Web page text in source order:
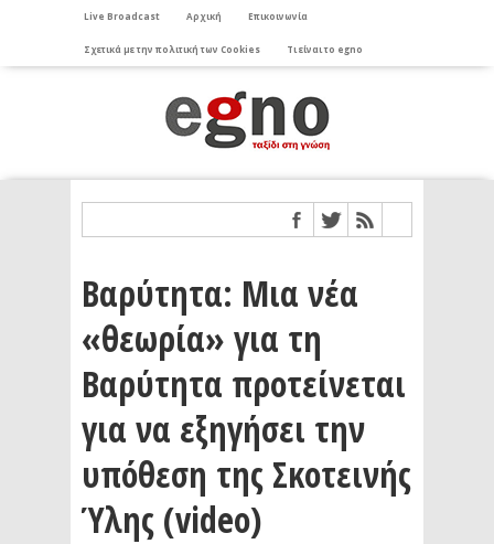
Live Broadcast Αρχική Επικοινωνία
Σχετικά με την πολιτική των Cookies Τι είναι το egno
Βαρύτητα: Μια νέα
«θεωρία» για τη
Βαρύτητα προτείνεται
για να εξηγήσει την
υπόθεση της Σκοτεινής
Ύλης (video)